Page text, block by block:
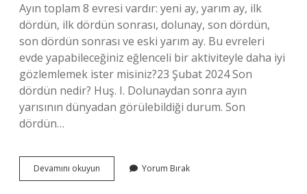
Ayın toplam 8 evresi vardır: yeni ay, yarım ay, ilk
dördün, ilk dördün sonrası, dolunay, son dördün,
son dördün sonrası ve eski yarım ay. Bu evreleri
evde yapabileceğiniz eğlenceli bir aktiviteyle daha iyi
gözlemlemek ister misiniz?23 Şubat 2024 Son
dördün nedir? Huş. I. Dolunaydan sonra ayın
yarısının dünyadan görülebildiği durum. Son
dördün…
Devamını okuyun
Dördünde
Yorum Bırak